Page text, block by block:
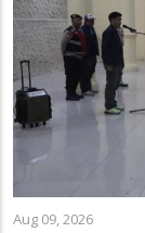
Aug 09, 2026